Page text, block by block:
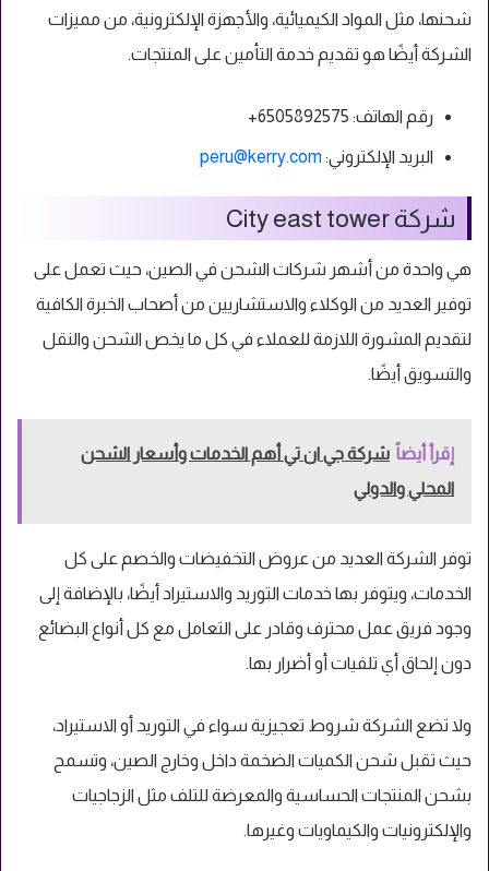
شحنها، مثل المواد الكيميائية، والأجهزة الإلكترونية، من مميزات
الشركة أيضًا هو تقديم خدمة التأمين على المنتجات.
رقم الهاتف: 6505892575+
البريد الإلكتروني: peru@kerry.com
شركة City east tower
هي واحدة من أشهر شركات الشحن في الصين، حيث تعمل على
توفير العديد من الوكلاء والاستشاريين من أصحاب الخبرة الكافية
لتقديم المشورة اللازمة للعملاء في كل ما يخص الشحن والنقل
والتسويق أيضًا.
إقرأ أيضاً شركة جي ان تي أهم الخدمات وأسعار الشحن
المحلي والدولي
توفر الشركة العديد من عروض التخفيضات والخصم على كل
الخدمات، ويتوفر بها خدمات التوريد والاستيراد أيضًا، بالإضافة إلى
وجود فريق عمل محترف وقادر على التعامل مع كل أنواع البضائع
دون إلحاق أي تلفيات أو أضرار بها.
ولا تضع الشركة شروط تعجيزية سواء في التوريد أو الاستيراد،
حيث تقبل شحن الكميات الضخمة داخل وخارج الصين، وتسمح
بشحن المنتجات الحساسية والمعرضة للتلف مثل الزجاجيات
والإلكترونيات والكيماويات وغيرها.